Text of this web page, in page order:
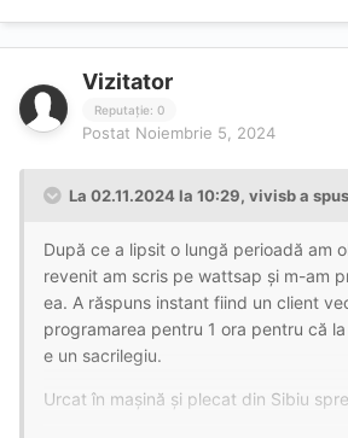
Vizitator
Reputație: 0
Postat Noiembrie 5, 2024
La 02.11.2024 la 10:29, vivisba
După ce a lipsit o lungă perioadă am
revenit am scris pe wattsap și m-am
ea. A răspuns instant fiind un client
programarea pentru 1 ora pentru că
e un sacrilegiu.
Urcat în mașină și plecat din Sibiu spre